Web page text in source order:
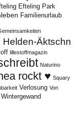
Efteling Park
Familienurlaub
Helden-Äktschn
lillestoffmagazin
Naturino
rockt ♥ Squary
Verlosung Von
Wintergewand